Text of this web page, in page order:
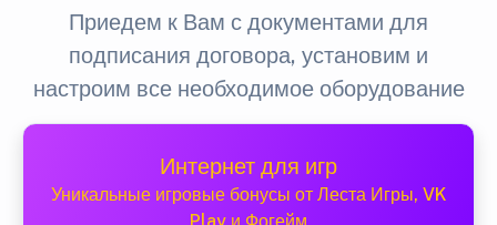
Приедем к Вам с документами для
подписания договора, установим и
настроим все необходимое оборудование
Интернет для игр
Уникальные игровые бонусы от Леста Игры, VK